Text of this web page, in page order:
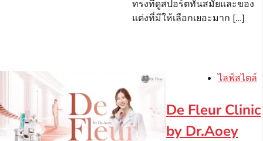
ทรงที่ดูสปอร์ตทันสมัยและของ
แต่งที่มีให้เลือกเยอะมาก […]
ไลฟ์สไตล์
De Fleur Clinic
by Dr.Aoey